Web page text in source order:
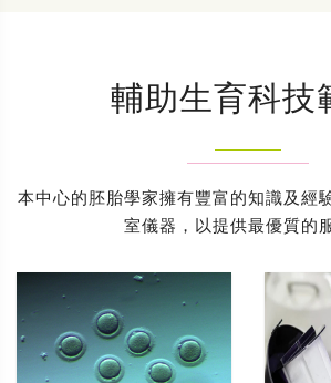
輔助生育科技
本中心的胚胎學家擁有豐富的知識及經
室儀器，以提供最優質的